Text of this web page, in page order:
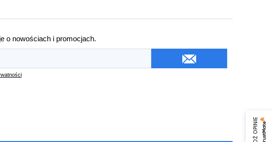
o nowościach i promocjach.